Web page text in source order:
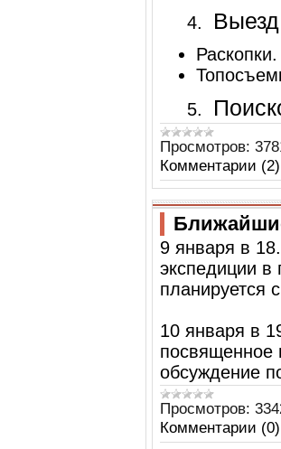
4.
Раскопки.
5.
Просмотров:
Комментарии (2)
9 января в
экспедиции в
планируется
10 января в
посвященное
обсуждение
Просмотров:
Комментарии (0)